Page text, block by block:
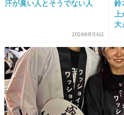
男が黙ってたなら、ただ
それか、そういうことに
どちらにせよ、もうAKBの
ね。
汗が臭い人とそうでない人
2026年8月6日
鈴
大